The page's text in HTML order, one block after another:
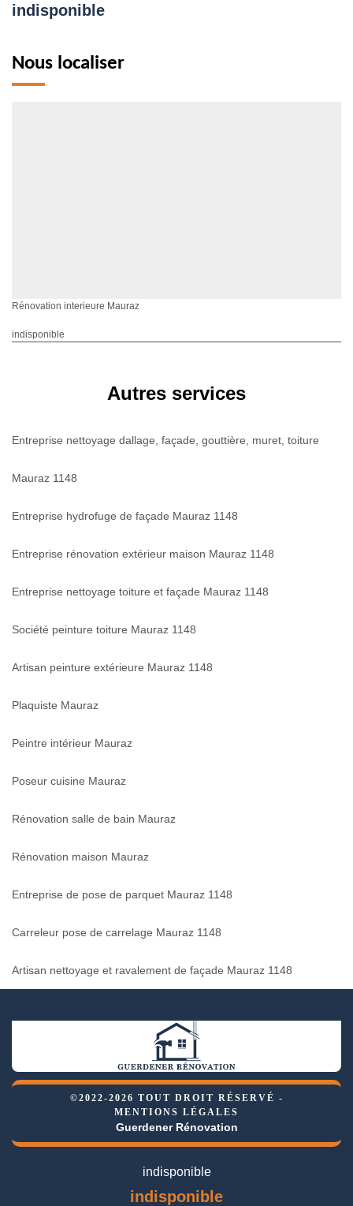
indisponible
Nous localiser
Rénovation interieure Mauraz
indisponible
Autres services
Entreprise nettoyage dallage, façade, gouttière, muret, toiture
Mauraz 1148
Entreprise hydrofuge de façade Mauraz 1148
Entreprise rénovation extérieur maison Mauraz 1148
Entreprise nettoyage toiture et façade Mauraz 1148
Société peinture toiture Mauraz 1148
Artisan peinture extérieure Mauraz 1148
Plaquiste Mauraz
Peintre intérieur Mauraz
Poseur cuisine Mauraz
Rénovation salle de bain Mauraz
Rénovation maison Mauraz
Entreprise de pose de parquet Mauraz 1148
Carreleur pose de carrelage Mauraz 1148
Artisan nettoyage et ravalement de façade Mauraz 1148
©2022-2026 TOUT DROIT RÉSERVÉ -
MENTIONS LÉGALES
Guerdener Rénovation
indisponible
indisponible